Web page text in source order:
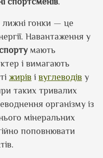
лижні гонки — це
Навантаження у
мають
і вимагають
жирів і вуглеводів у
таких тривалих
організму із
мінеральних
поповнювати